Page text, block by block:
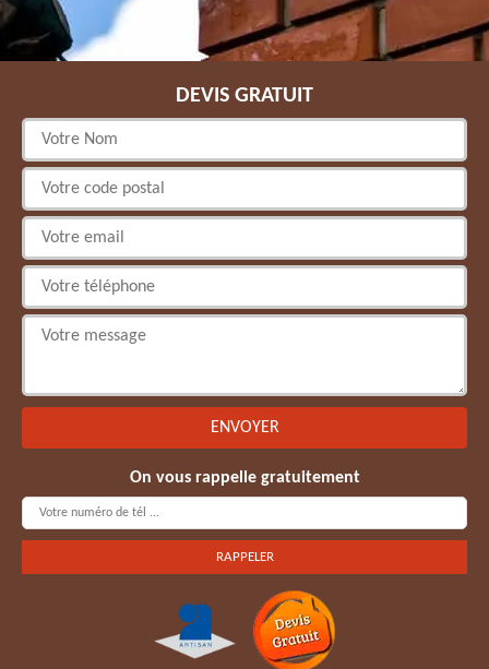
DEVIS GRATUIT
On vous rappelle gratuitement